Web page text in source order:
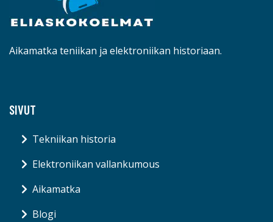
Aikamatka teniikan ja elektroniikan historiaan.
SIVUT
Tekniikan historia
Elektroniikan vallankumous
Aikamatka
Blogi